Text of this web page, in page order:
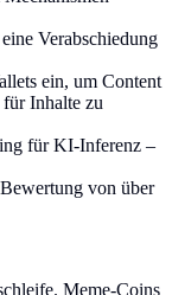
Verabschiedung
ein, um Content
Inhalte zu
für KI-Inferenz –
von über
Meme-Coins